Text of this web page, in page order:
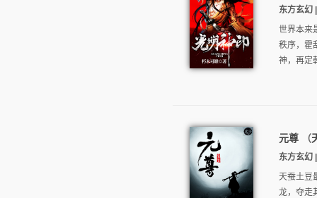
东方玄幻
世界本来
秩序，霍
神，再定
元尊 （
东方玄幻
天蚕土豆
龙，夺走